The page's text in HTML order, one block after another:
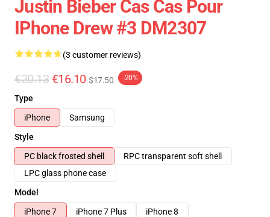
Justin Bieber Cas Cas Pour
IPhone Drew #3 DM2307
(3 customer reviews)
€20.13 €16.10 $17.50 -20%
Type
iPhone
Samsung
Style
PC black frosted shell
RPC transparent soft shell
LPC glass phone case
Model
iPhone 7
iPhone 7 Plus
iPhone 8